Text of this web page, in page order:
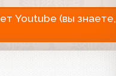
Youtube (вы знаете,